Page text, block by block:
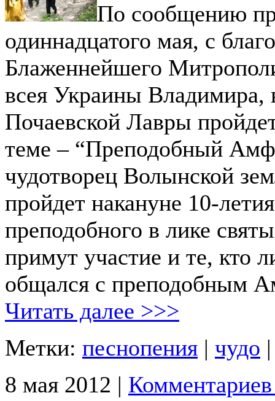
По сообщению
одиннадцатого мая, с
Блаженнейшего
всея Украины Владимира,
Почаевской Лавры
теме – “Преподобный
чудотворец Волынской
пройдет накануне 10-
преподобного в лике
примут участие и те, кто
общался с преподобным
Читать далее >>>
Метки: песнопения | чудо
8 мая 2012 |